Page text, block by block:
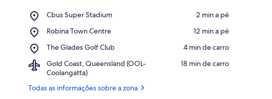
Cbus Super Stadium
Place,
Super
‪2 min a pé‬
Robina Town Centre
Place,
Town
‪12 min a pé‬
The Glades Golf Club
Place,
Glades
Golf
Club
‪4 min de carro‬
Gold Coast, Queensland (OOL-
Coolangatta)
Airport,
Gold
Queensland
‪18 min de carro‬
Todas as informações sobre a zona